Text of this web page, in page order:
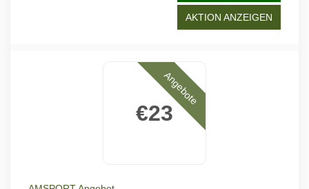
AKTION ANZEIGEN
€23
Angebote